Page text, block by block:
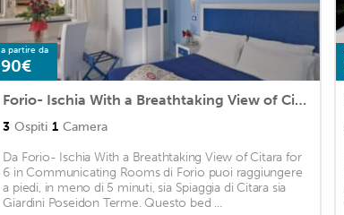
a partire da
90€
Forio- Ischia With a Breathtaking View of Citara for 6 in Communicating Rooms
3 Ospiti 1 Camera
Da Forio- Ischia With a Breathtaking View of Citara for
6 in Communicating Rooms di Forio puoi raggiungere
a piedi, in meno di 5 minuti, sia Spiaggia di Citara sia
Giardini Poseidon Terme. Questo bed ...